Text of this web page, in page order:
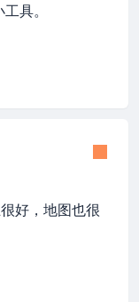
具。
好，地图也很